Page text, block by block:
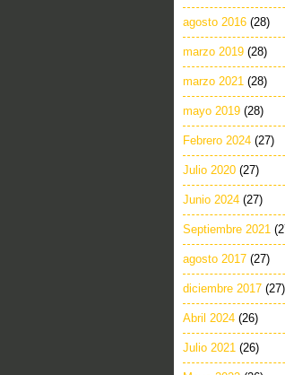
agosto 2016 (28)
marzo 2019 (28)
marzo 2021 (28)
mayo 2019 (28)
Febrero 2024 (27)
Julio 2020 (27)
Junio 2024 (27)
Septiembre 2021
agosto 2017 (27)
diciembre 2017 (27)
Abril 2024 (26)
Julio 2021 (26)